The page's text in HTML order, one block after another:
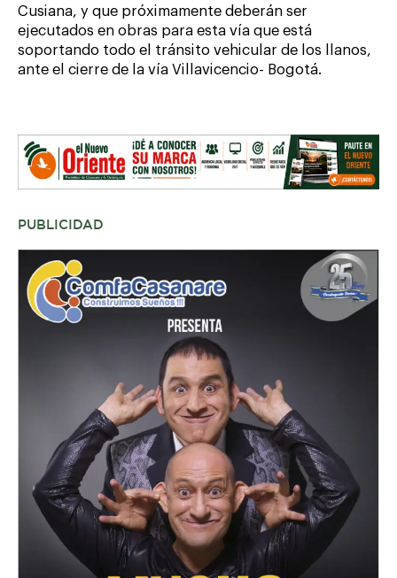
Cusiana, y que próximamente deberán ser
ejecutados en obras para esta vía que está
soportando todo el tránsito vehicular de los llanos,
ante el cierre de la vía Villavicencio- Bogotá.
PUBLICIDAD